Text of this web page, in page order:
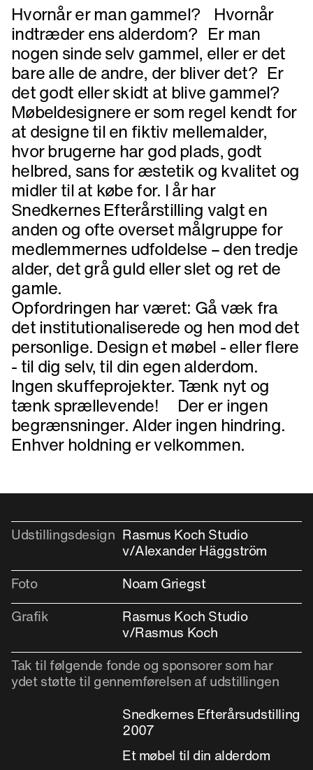
Hvornår er man gammel? Hvornår
indtræder ens alderdom? Er man
nogen sinde selv gammel, eller er det
bare alle de andre, der bliver det? Er
det godt eller skidt at blive gammel?
Møbeldesignere er som regel kendt for
at designe til en fiktiv mellemalder,
hvor brugerne har god plads, godt
helbred, sans for æstetik og kvalitet og
midler til at købe for. I år har
Snedkernes Efterårstilling valgt en
anden og ofte overset målgruppe for
medlemmernes udfoldelse – den tredje
alder, det grå guld eller slet og ret de
gamle.
Opfordringen har været: Gå væk fra
det institutionaliserede og hen mod det
personlige. Design et møbel - eller flere
- til dig selv, til din egen alderdom.
Ingen skuffeprojekter. Tænk nyt og
tænk sprællevende! Der er ingen
begrænsninger. Alder ingen hindring.
Enhver holdning er velkommen.
Udstillingsdesign Rasmus Koch Studio
v/Alexander Häggström
Foto
Noam Griegst
Grafik
Rasmus Koch Studio
v/Rasmus Koch
Tak til følgende fonde og sponsorer som har
ydet støtte til gennemførelsen af udstillingen
Snedkernes Efterårsudstilling
2007
Et møbel til din alderdom